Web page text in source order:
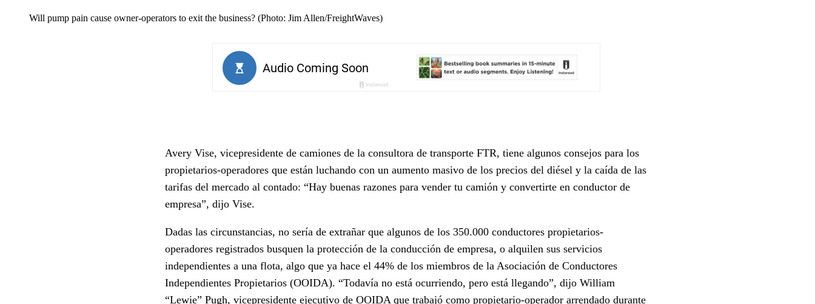
Will pump pain cause owner-operators to exit the business? (Photo: Jim Allen/FreightWaves)
Avery Vise, vicepresidente de camiones de la consultora de transporte FTR, tiene algunos consejos para los
propietarios-operadores que están luchando con un aumento masivo de los precios del diésel y la caída de las
tarifas del mercado al contado: “Hay buenas razones para vender tu camión y convertirte en conductor de
empresa”, dijo Vise.
Dadas las circunstancias, no sería de extrañar que algunos de los 350.000 conductores propietarios-
operadores registrados busquen la protección de la conducción de empresa, o alquilen sus servicios
independientes a una flota, algo que ya hace el 44% de los miembros de la Asociación de Conductores
Independientes Propietarios (OOIDA). “Todavía no está ocurriendo, pero está llegando”, dijo William
“Lewie” Pugh, vicepresidente ejecutivo de OOIDA que trabajó como propietario-operador arrendado durante